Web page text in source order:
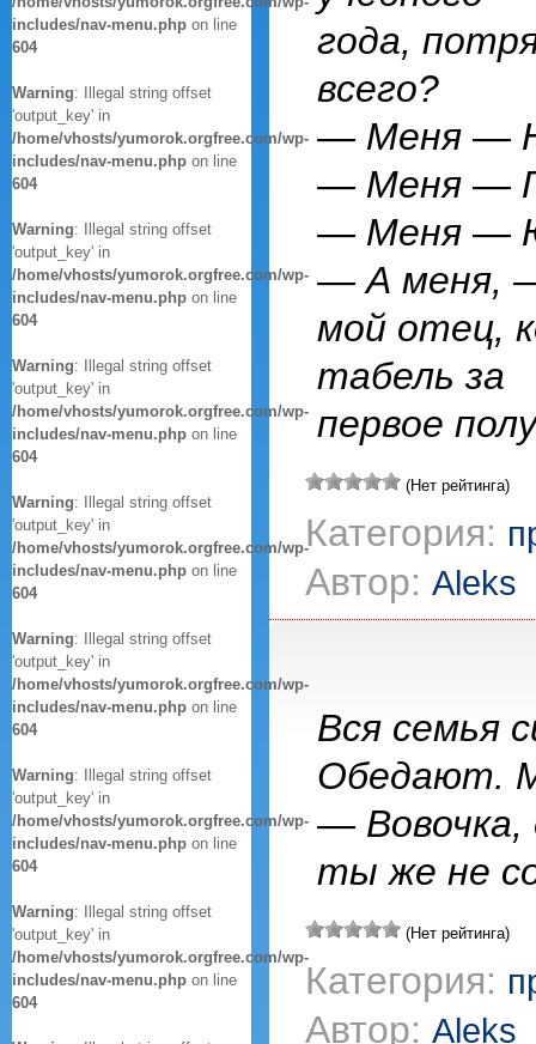
includes/nav-menu.php on line
604
Warning: Illegal string offset
'output_key' in
/home/vhosts/yumorok.orgfree.com/wp-
includes/nav-menu.php on line
604
Warning: Illegal string offset
'output_key' in
/home/vhosts/yumorok.orgfree.com/wp-
includes/nav-menu.php on line
604
Warning: Illegal string offset
'output_key' in
/home/vhosts/yumorok.orgfree.com/wp-
includes/nav-menu.php on line
604
Warning: Illegal string offset
'output_key' in
/home/vhosts/yumorok.orgfree.com/wp-
includes/nav-menu.php on line
604
Warning: Illegal string offset
'output_key' in
/home/vhosts/yumorok.orgfree.com/wp-
includes/nav-menu.php on line
604
Warning: Illegal string offset
'output_key' in
/home/vhosts/yumorok.orgfree.com/wp-
includes/nav-menu.php on line
604
Warning: Illegal string offset
'output_key' in
/home/vhosts/yumorok.orgfree.com/wp-
includes/nav-menu.php on line
604
года,
всего?
— Меня —
— Меня —
— Меня —
— А меня,
мой отец,
табель за
первое
(Нет рейтинга)
Категория:
Автор: Aleks
Вся семья
Обедают.
— Вовочка,
ты же не
(Нет рейтинга)
Категория:
Автор: Aleks